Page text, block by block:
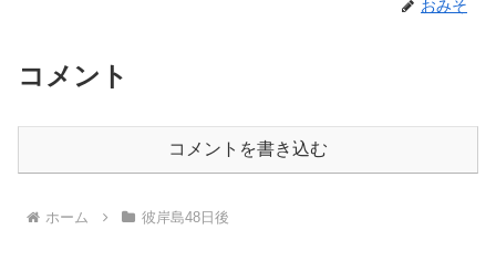
おみそ
コメント
コメントを書き込む
ホーム 彼岸島48日後